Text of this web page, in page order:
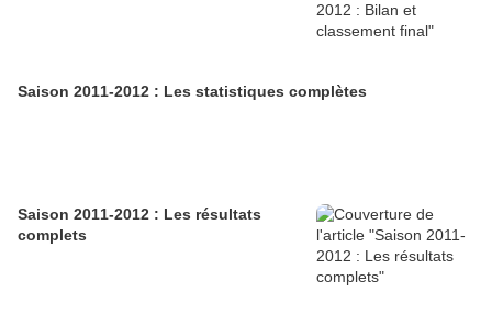
Saison 2011-2012 : Les statistiques complètes
Saison 2011-2012 : Les résultats
complets